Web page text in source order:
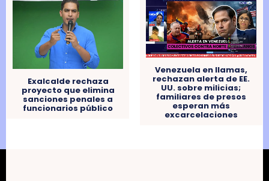
Exalcalde rechaza
proyecto que elimina
sanciones penales a
funcionarios público
Venezuela en llamas,
rechazan alerta de EE.
UU. sobre milicias;
familiares de presos
esperan más
excarcelaciones